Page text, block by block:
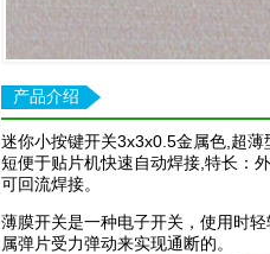
产品介绍
迷你小按键开关3x3x0.5金属色,超
短便于贴片机快速自动焊接,特长：
可回流焊接。
薄膜开关是一种电子开关，使用时
属弹片受力弹动来实现通断的。